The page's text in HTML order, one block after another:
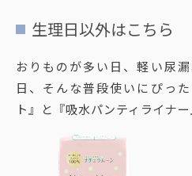
生理日以外はこちら
おりものが多い日、軽い尿
日、そんな普段使いにぴっ
ト』と『吸水パンティライナー